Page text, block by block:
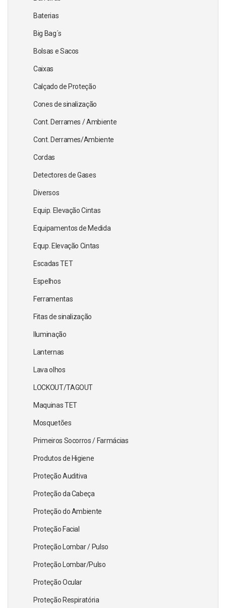
Baterias
Big Bag´s
Bolsas e Sacos
Caixas
Calçado de Proteção
Cones de sinalização
Cont. Derrames / Ambiente
Cont. Derrames/Ambiente
Cordas
Detectores de Gases
Diversos
Equip. Elevação Cintas
Equipamentos de Medida
Equp. Elevação Cintas
Escadas TET
Espelhos
Ferramentas
Fitas de sinalização
Iluminação
Lanternas
Lava olhos
LOCKOUT/TAGOUT
Maquinas TET
Mosquetões
Primeiros Socorros / Farmácias
Produtos de Higiene
Proteção Auditiva
Proteção da Cabeça
Proteção do Ambiente
Proteção Facial
Proteção Lombar / Pulso
Proteção Lombar/Pulso
Proteção Ocular
Proteção Respiratória